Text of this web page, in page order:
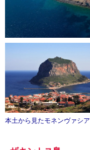
本土から見たモネンヴァシア